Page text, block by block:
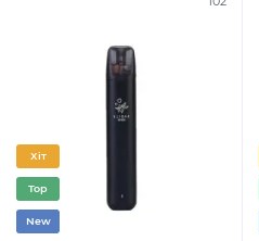
Хіт
Top
New